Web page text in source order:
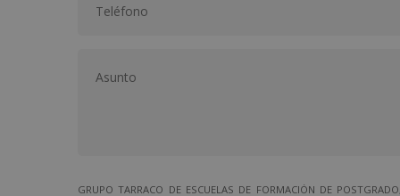
GRUPO TARRACO DE ESCUELAS DE FORMACIÓN DE